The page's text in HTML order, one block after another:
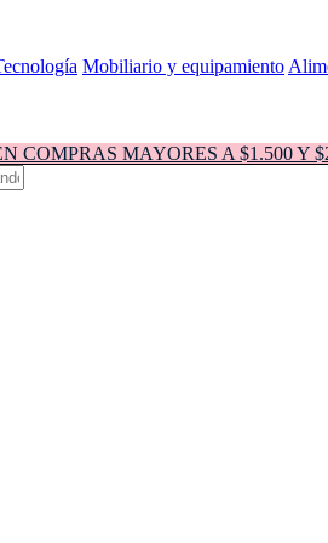
Mobiliario y equipamiento
MAYORES A $1.500 Y